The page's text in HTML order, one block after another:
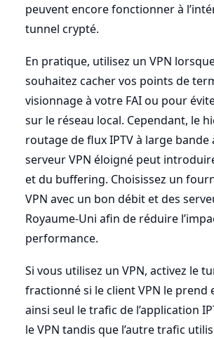
peuvent encore fonctionner à
tunnel crypté.
En pratique, utilisez un VPN
souhaitez cacher vos points de
visionnage à votre FAI ou pour
sur le réseau local. Cependant, le
routage de flux IPTV à large bande
serveur VPN éloigné peut
et du buffering. Choisissez un
VPN avec un bon débit et des
Royaume-Uni afin de réduire
performance.
Si vous utilisez un VPN, activez le
fractionné si le client VPN le prend
ainsi seul le trafic de l’application
le VPN tandis que l’autre trafic